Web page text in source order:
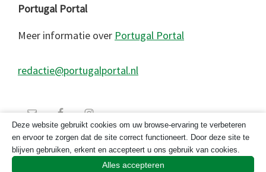
website
Portugal Portal
Meer informatie over Portugal Portal
redactie@portugalportal.nl
Deze website gebruikt cookies om uw browse-ervaring te verbeteren
en ervoor te zorgen dat de site correct functioneert. Door deze site te
blijven gebruiken, erkent en accepteert u ons gebruik van cookies.
Alles accepteren